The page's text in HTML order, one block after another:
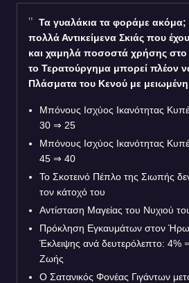
Τα γυαλάκια τα φοράμε ακόμα;
πολλά Αντικείμενα Σκιάς που
και χαμηλά ποσοστά χρήσης στο
το Τερατούργημα μπορεί πλέον
Πλάσματα του Κενού με μειωμένη
Μπόνους Ισχύος Ικανότητας
30 ⇒ 25
Μπόνους Ισχύος Ικανότητας
45 ⇒ 40
Το Σκοτεινό Πέπλο της Σιωπής
τον κάτοχό του
Αντίσταση Μαγείας του Νυχιού
Πρόκληση Εγκαυμάτων στον
Έκλειψης ανά δευτερόλεπτο: 4%
Ζωής
Ο Σατανικός Φονέας Γιγάντων